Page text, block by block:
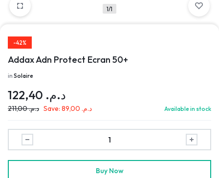
1/1
-42%
Addax Adn Protect Ecran 50+
in Solaire
د.م.
د.م.211,00 Save: د.م. Available in stock
Buy Now